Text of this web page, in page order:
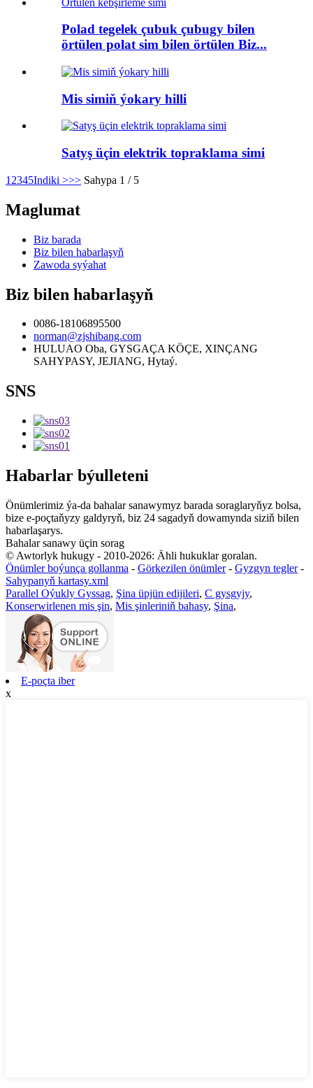
Polad tegelek çubuk çubugy bilen
örtülen polat sim bilen örtülen Biz...
Mis simiň ýokary hilli
Satyş üçin elektrik topraklama simi
1 2345Indiki >>> Sahypa 1 / 5
Maglumat
Biz barada
Biz bilen habarlaşyň
Zawoda syýahat
Biz bilen habarlaşyň
0086-18106895500
norman@zjshibang.com
HULUAO Oba, GYSGAÇA KÖÇE, XINÇANG
SAHYPASY, JEJIANG, Hytaý.
SNS
Habarlar býulleteni
Önümlerimiz ýa-da bahalar sanawymyz barada soraglaryňyz bolsa,
bize e-poçtaňyzy galdyryň, biz 24 sagadyň dowamynda siziň bilen
habarlaşarys.
Bahalar sanawy üçin sorag
© Awtorlyk hukugy - 2010-2026: Ähli hukuklar goralan.
Önümler boýunça gollanma - Görkezilen önümler- Gyzgyn tegler-
Sahypanyň kartasy.xml
Parallel Oýukly Gyssag, Şina üpjün edijileri, C gysgyjy,
Konserwirlenen mis şin, Mis şinleriniň bahasy, Şina,
E-poçta iber
x